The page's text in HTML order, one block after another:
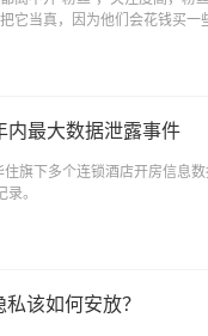
它当真，因为他们会花钱买一
内最大数据泄露事件
旗下多个连锁酒店开房信息
。
该如何安放？